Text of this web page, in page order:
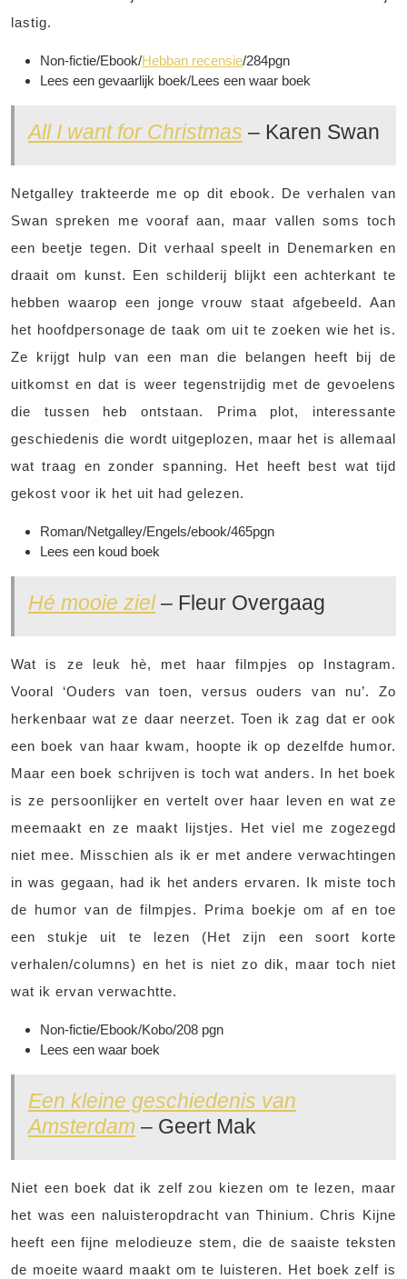
lastig.
Non-fictie/Ebook/Hebban recensie/284pgn
Lees een gevaarlijk boek/Lees een waar boek
All I want for Christmas – Karen Swan
Netgalley trakteerde me op dit ebook. De verhalen van
Swan spreken me vooraf aan, maar vallen soms toch
een beetje tegen. Dit verhaal speelt in Denemarken en
draait om kunst. Een schilderij blijkt een achterkant te
hebben waarop een jonge vrouw staat afgebeeld. Aan
het hoofdpersonage de taak om uit te zoeken wie het is.
Ze krijgt hulp van een man die belangen heeft bij de
uitkomst en dat is weer tegenstrijdig met de gevoelens
die tussen heb ontstaan. Prima plot, interessante
geschiedenis die wordt uitgeplozen, maar het is allemaal
wat traag en zonder spanning. Het heeft best wat tijd
gekost voor ik het uit had gelezen.
Roman/Netgalley/Engels/ebook/465pgn
Lees een koud boek
Hé mooie ziel– Fleur Overgaag
Wat is ze leuk hè, met haar filmpjes op Instagram.
Vooral ‘Ouders van toen, versus ouders van nu’. Zo
herkenbaar wat ze daar neerzet. Toen ik zag dat er ook
een boek van haar kwam, hoopte ik op dezelfde humor.
Maar een boek schrijven is toch wat anders. In het boek
is ze persoonlijker en vertelt over haar leven en wat ze
meemaakt en ze maakt lijstjes. Het viel me zogezegd
niet mee. Misschien als ik er met andere verwachtingen
in was gegaan, had ik het anders ervaren. Ik miste toch
de humor van de filmpjes. Prima boekje om af en toe
een stukje uit te lezen (Het zijn een soort korte
verhalen/columns) en het is niet zo dik, maar toch niet
wat ik ervan verwachtte.
Non-fictie/Ebook/Kobo/208 pgn
Lees een waar boek
Een kleine geschiedenis van
Amsterdam – Geert Mak
Niet een boek dat ik zelf zou kiezen om te lezen, maar
het was een naluisteropdracht van Thinium. Chris Kijne
heeft een fijne melodieuze stem, die de saaiste teksten
de moeite waard maakt om te luisteren. Het boek zelf is